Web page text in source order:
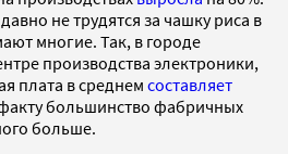
не трудятся за чашку риса в
многие. Так, в городе
производства электроники,
плата в среднем составляет
большинство фабричных
больше.